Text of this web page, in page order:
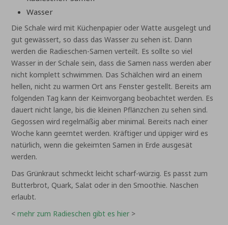
Wasser
Die Schale wird mit Küchenpapier oder Watte ausgelegt und
gut gewässert, so dass das Wasser zu sehen ist. Dann
werden die Radieschen-Samen verteilt. Es sollte so viel
Wasser in der Schale sein, dass die Samen nass werden aber
nicht komplett schwimmen. Das Schälchen wird an einem
hellen, nicht zu warmen Ort ans Fenster gestellt. Bereits am
folgenden Tag kann der Keimvorgang beobachtet werden. Es
dauert nicht lange, bis die kleinen Pflänzchen zu sehen sind.
Gegossen wird regelmäßig aber minimal. Bereits nach einer
Woche kann geerntet werden. Kräftiger und üppiger wird es
natürlich, wenn die gekeimten Samen in Erde ausgesät
werden.
Das Grünkraut schmeckt leicht scharf-würzig. Es passt zum
Butterbrot, Quark, Salat oder in den Smoothie. Naschen
erlaubt.
<mehr zum Radieschen gibt es hier >